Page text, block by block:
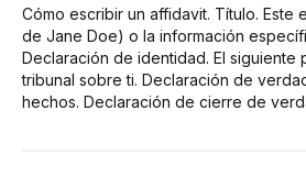
Cómo escribir un affidavit. Título. Este
de Jane Doe) o la información
Declaración de identidad. El siguiente
tribunal sobre ti. Declaración de
hechos. Declaración de cierre de